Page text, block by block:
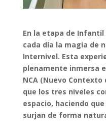
En la etapa de Infantil
cada día la magia de
Internivel. Esta
plenamente inmersa
NCA (Nuevo
que los tres niveles
espacio, haciendo
surjan de forma